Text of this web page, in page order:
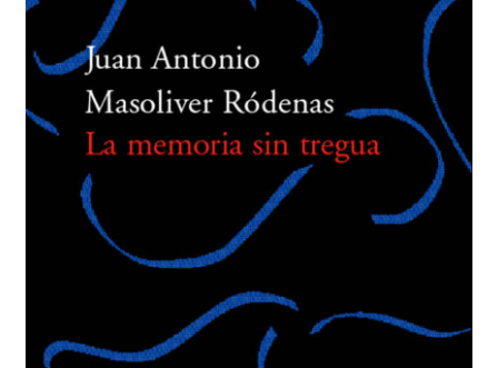
BUSCAR
LISTA DE LIBROS